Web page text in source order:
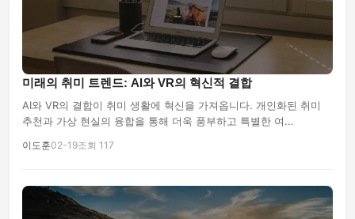
미래의 취미 트렌드: AI와 VR의 혁신적 결합
AI와 VR의 결합이 취미 생활에 혁신을 가져옵니다. 개인화된 취미
추천과 가상 현실의 융합을 통해 더욱 풍부하고 특별한 여...
이도훈02-19조회 117